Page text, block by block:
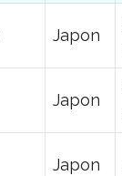
Japon
Japon
Japon